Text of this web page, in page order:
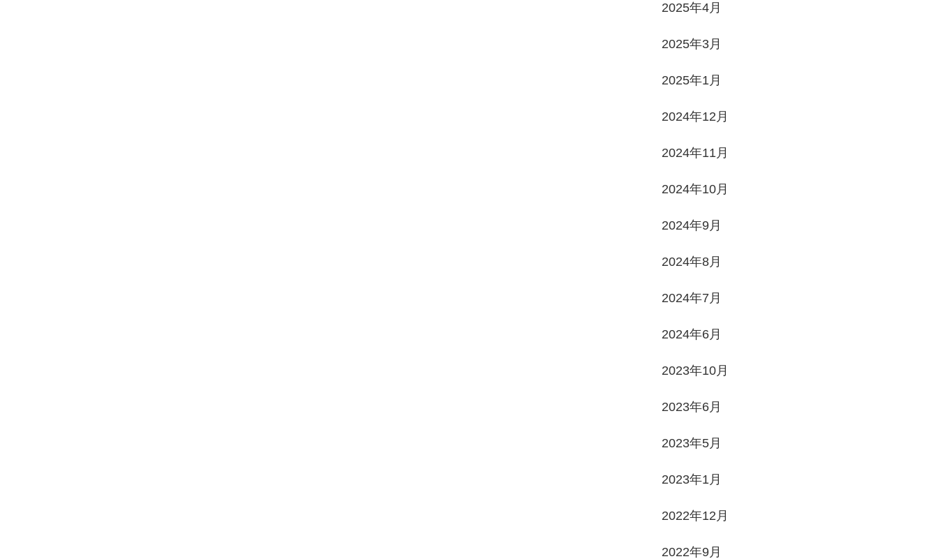
2025年4月
2025年3月
2025年1月
2024年12月
2024年11月
2024年10月
2024年9月
2024年8月
2024年7月
2024年6月
2023年10月
2023年6月
2023年5月
2023年1月
2022年12月
2022年9月